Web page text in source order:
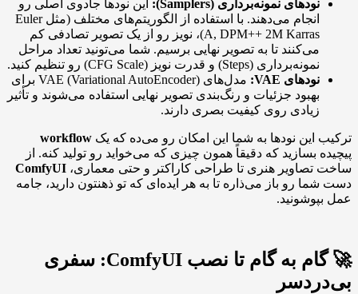
نودهای نمونه‌برداری (Samplers):
این نودها جادوی اصلی رو
انجام می‌دهند. با استفاده از الگوریتم‌های مختلف (مثل Euler
A, DPM++ 2M Karras)، نویز رو از یک تصویر تصادفی کم
می‌کنند تا به تصویر نهایی برسیم. شما می‌تونید تعداد مراحل
نمونه‌برداری (Steps) و قدرت نویز (CFG Scale) رو تنظیم کنید.
نودهای VAE:
مدل‌های VAE (Variational AutoEncoder) برای
بهبود جزئیات و رنگ‌بندی تصویر نهایی استفاده می‌شوند و تأثیر
زیادی روی کیفیت بصری دارند.
ترکیب این نودها به شما این امکان رو می‌ده که یک workflow
پیچیده بسازید که دقیقاً همون چیزی که می‌خواید رو تولید کنه. از
ساخت تصاویر هنری تا طراحی کاراکتر و حتی معماری، ComfyUI
دست شما رو باز می‌ذاره تا به هر ایده‌ای که تو ذهنتون دارید، جامه
عمل بپوشونید.
🚀 گام به گام تا نصب ComfyUI: سفری
بی‌دردسر